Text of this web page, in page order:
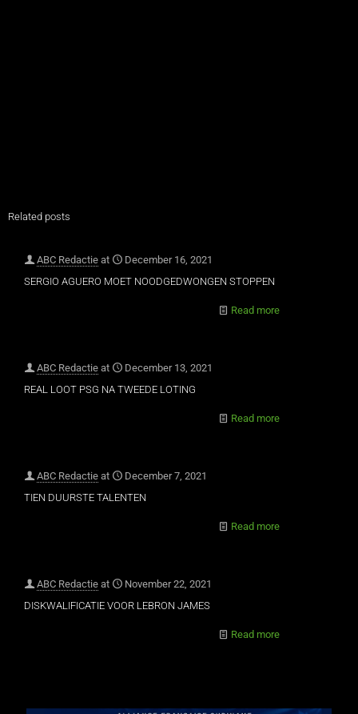
Related posts
ABC Redactie at
December 16, 2021
SERGIO AGUERO MOET NOODGEDWONGEN STOPPEN
Read more
ABC Redactie at
December 13, 2021
REAL LOOT PSG NA TWEEDE LOTING
Read more
ABC Redactie at
December 7, 2021
TIEN DUURSTE TALENTEN
Read more
ABC Redactie at
November 22, 2021
DISKWALIFICATIE VOOR LEBRON JAMES
Read more